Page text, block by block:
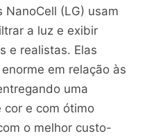
(LG) usam
a luz e exibir
e realistas. Elas
em relação às
uma
cor e com ótimo
o melhor custo-